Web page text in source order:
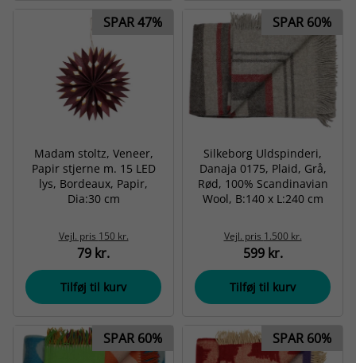
SPAR 47%
Madam stoltz, Veneer,
Papir stjerne m. 15 LED
lys, Bordeaux, Papir,
Dia:30 cm
Vejl. pris 150 kr.
79 kr.
Tilføj til kurv
SPAR 60%
Silkeborg Uldspinderi,
Danaja 0175, Plaid, Grå,
Rød, 100% Scandinavian
Wool, B:140 x L:240 cm
Vejl. pris 1.500 kr.
599 kr.
Tilføj til kurv
SPAR 60% SPAR 60%